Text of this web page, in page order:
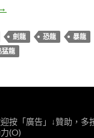
Lemon。恐龍舞
劍龍 恐龍 暴龍
猛龍
按「廣告」↓贊助，多
(O)